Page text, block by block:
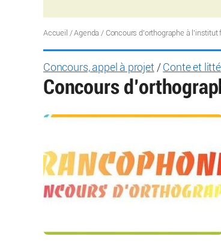
Accueil /Agenda / Concours d’orthographe à
Concours, appel à projet/ Conte et
Concours